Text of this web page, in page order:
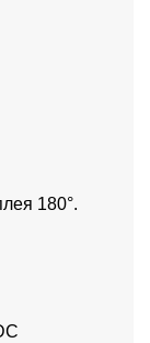
180°.